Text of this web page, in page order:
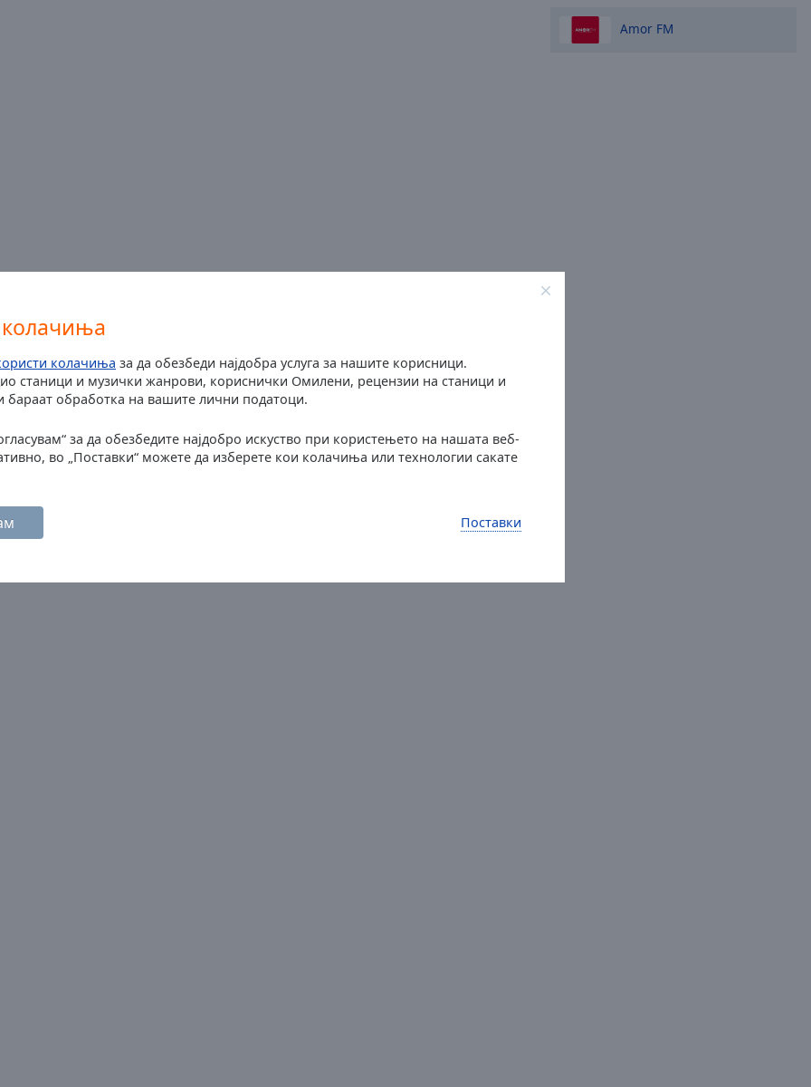
колачиња за да обезбеди најдобра услуга за нашите корисници.
станици и музички жанрови, кориснички Омилени, рецензии на станици и
бараат обработка на вашите лични податоци.
за да обезбедите најдобро искуство при користењето на нашата веб-
во „Поставки“ можете да изберете кои колачиња или технологии сакате
Поставки
me guste música que nunca me
para escucharla en el curro
que le gusta mucho
Amor FM